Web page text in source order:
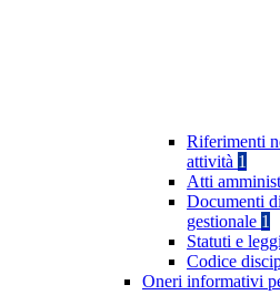
Riferimenti
attività 1
Atti
Documenti
gestionale 1
Statuti e
Codice
Oneri informativi